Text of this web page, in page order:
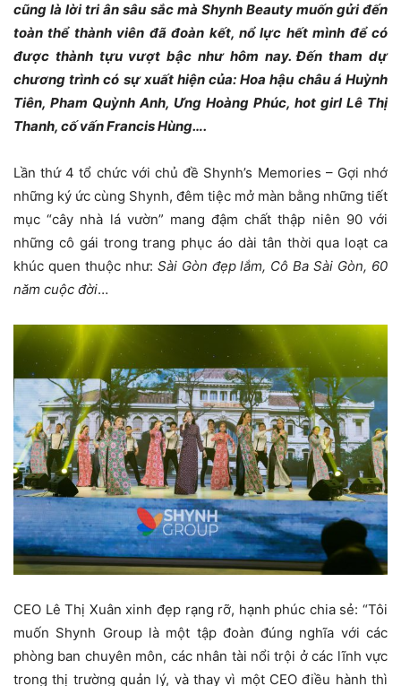
cũng là lời tri ân sâu sắc mà Shynh Beauty muốn gửi đến
toàn thể thành viên đã đoàn kết, nổ lực hết mình để có
được thành tựu vượt bậc như hôm nay. Đến tham dự
chương trình có sự xuất hiện của: Hoa hậu châu á Huỳnh
Tiên, Pham Quỳnh Anh, Ưng Hoàng Phúc, hot girl Lê Thị
Thanh, cố vấn Francis Hùng….
Lần thứ 4 tổ chức với chủ đề Shynh’s Memories – Gợi nhớ
những ký ức cùng Shynh, đêm tiệc mở màn bằng những tiết
mục “cây nhà lá vườn” mang đậm chất thập niên 90 với
những cô gái trong trang phục áo dài tân thời qua loạt ca
khúc quen thuộc như: Sài Gòn đẹp lắm, Cô Ba Sài Gòn, 60
năm cuộc đời…
CEO Lê Thị Xuân xinh đẹp rạng rỡ, hạnh phúc chia sẻ: “Tôi
muốn Shynh Group là một tập đoàn đúng nghĩa với các
phòng ban chuyên môn, các nhân tài nổi trội ở các lĩnh vực
trong thị trường quản lý, và thay vì một CEO điều hành thì